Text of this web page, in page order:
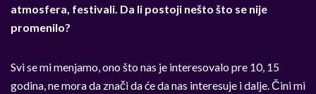
atmosfera, festivali. Da li postoji nešto što se nije
promenilo?
Svi se mi menjamo, ono što nas je interesovalo pre 10, 15
godina, ne mora da znači da će da nas interesuje i dalje. Čini mi